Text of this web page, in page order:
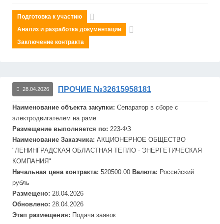
Подготовка к участию
Анализ и разработка документации
Заключение контракта
28.04.2026 ПРОЧИЕ №32615958181
Наименование объекта закупки: Сепаратор в сборе с
электродвигателем на раме
Размещение выполняется по: 223-ФЗ
Наименование Заказчика: АКЦИОНЕРНОЕ ОБЩЕСТВО
"ЛЕНИНГРАДСКАЯ ОБЛАСТНАЯ ТЕПЛО - ЭНЕРГЕТИЧЕСКАЯ
КОМПАНИЯ"
Начальная цена контракта: 520500.00 Валюта: Российский
рубль
Размещено: 28.04.2026
Обновлено: 28.04.2026
Этап размещения: Подача заявок